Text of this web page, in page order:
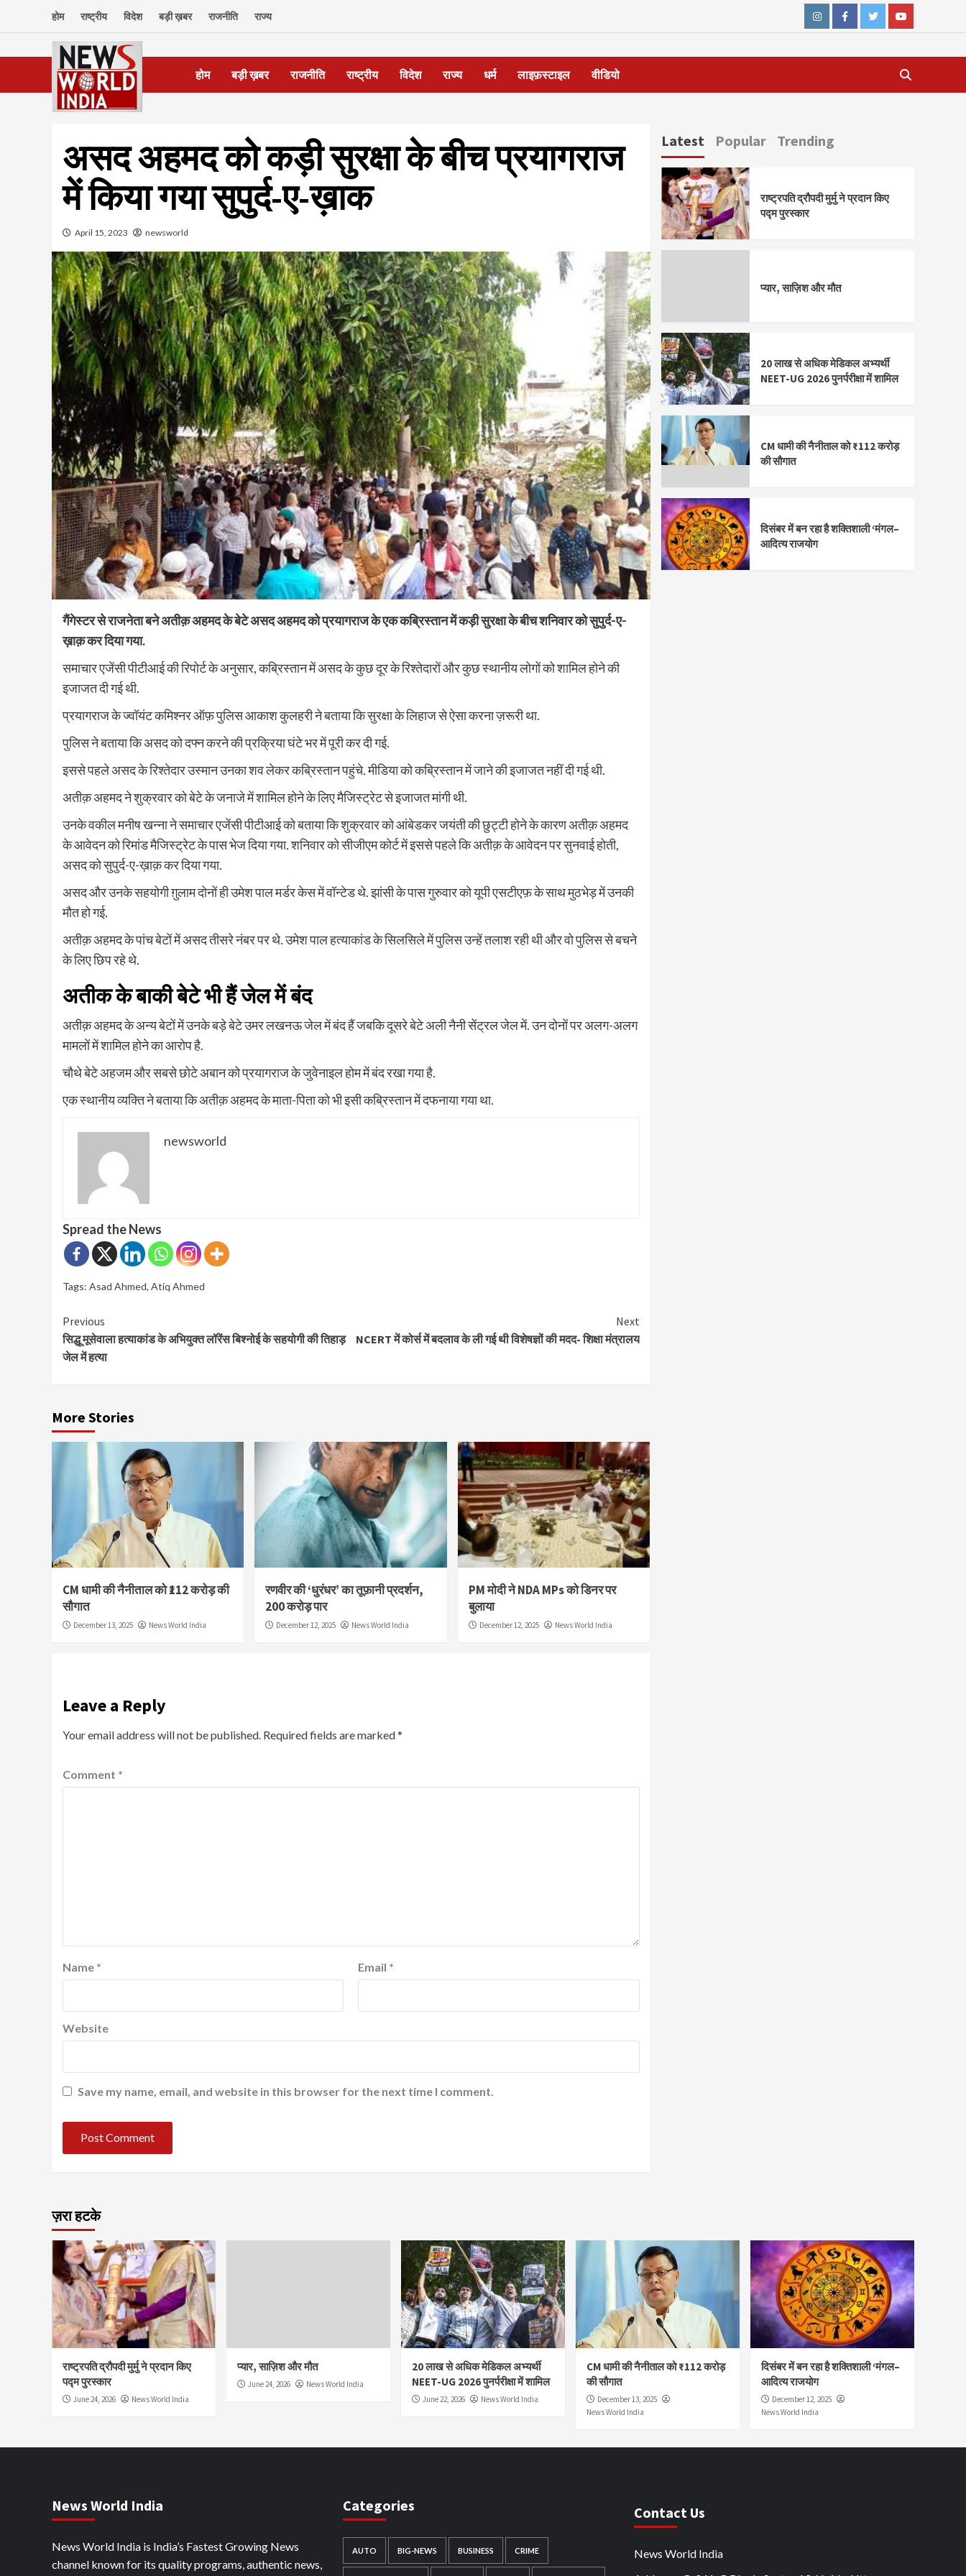
होम राष्ट्रीय विदेश बड़ी ख़बर राजनीति राज्य
InstagramFacebookTwitterYoutube
होम बड़ी ख़बर राजनीति राष्ट्रीय विदेश राज्य धर्म लाइफ़स्टाइल वीडियो
असद अहमद को कड़ी सुरक्षा के बीच प्रयागराज
में किया गया सुपुर्द-ए-ख़ाक
April 15, 2023 newsworld
गैंगेस्टर से राजनेता बने अतीक़ अहमद के बेटे असद अहमद को प्रयागराज के एक कब्रिस्तान में कड़ी सुरक्षा के बीच शनिवार को सुपुर्द-ए-
ख़ाक़ कर दिया गया.
समाचार एजेंसी पीटीआई की रिपोर्ट के अनुसार, कब्रिस्तान में असद के कुछ दूर के रिश्तेदारों और कुछ स्थानीय लोगों को शामिल होने की
इजाजत दी गई थी.
प्रयागराज के ज्वॉयंट कमिश्नर ऑफ़ पुलिस आकाश कुलहरी ने बताया कि सुरक्षा के लिहाज से ऐसा करना ज़रूरी था.
पुलिस ने बताया कि असद को दफ्न करने की प्रक्रिया घंटे भर में पूरी कर दी गई.
इससे पहले असद के रिश्तेदार उस्मान उनका शव लेकर कब्रिस्तान पहुंचे. मीडिया को कब्रिस्तान में जाने की इजाजत नहीं दी गई थी.
अतीक़ अहमद ने शुक्रवार को बेटे के जनाजे में शामिल होने के लिए मैजिस्ट्रेट से इजाजत मांगी थी.
उनके वकील मनीष खन्ना ने समाचार एजेंसी पीटीआई को बताया कि शुक्रवार को आंबेडकर जयंती की छुट्टी होने के कारण अतीक़ अहमद
के आवेदन को रिमांड मैजिस्ट्रेट के पास भेज दिया गया. शनिवार को सीजीएम कोर्ट में इससे पहले कि अतीक़ के आवेदन पर सुनवाई होती,
असद को सुपुर्द-ए-ख़ाक़ कर दिया गया.
असद और उनके सहयोगी ग़ुलाम दोनों ही उमेश पाल मर्डर केस में वॉन्टेड थे. झांसी के पास गुरुवार को यूपी एसटीएफ़ के साथ मुठभेड़ में उनकी
मौत हो गई.
अतीक़ अहमद के पांच बेटों में असद तीसरे नंबर पर थे. उमेश पाल हत्याकांड के सिलसिले में पुलिस उन्हें तलाश रही थी और वो पुलिस से बचने
के लिए छिप रहे थे.
अतीक के बाकी बेटे भी हैं जेल में बंद
अतीक़ अहमद के अन्य बेटों में उनके बड़े बेटे उमर लखनऊ जेल में बंद हैं जबकि दूसरे बेटे अली नैनी सेंट्रल जेल में. उन दोनों पर अलग-अलग
मामलों में शामिल होने का आरोप है.
चौथे बेटे अहजम और सबसे छोटे अबान को प्रयागराज के जुवेनाइल होम में बंद रखा गया है.
एक स्थानीय व्यक्ति ने बताया कि अतीक़ अहमद के माता-पिता को भी इसी कब्रिस्तान में दफनाया गया था.
newsworld
Spread the News
Tags: Asad Ahmed, Atiq Ahmed
Continue
Reading
Previous
सिद्धू मूसेवाला हत्याकांड के अभियुक्त लॉरेंस बिश्नोई के सहयोगी की तिहाड़
जेल में हत्या
Next
NCERT में कोर्स में बदलाव के ली गई थी विशेषज्ञों की मदद- शिक्षा मंत्रालय
More Stories
CM धामी की नैनीताल को ₹112 करोड़ की
सौगात
December 13, 2025 News World India
रणवीर की ‘धुरंधर’ का तूफ़ानी प्रदर्शन,
200 करोड़ पार
December 12, 2025 News World India
PM मोदी ने NDA MPs को डिनर पर
बुलाया
December 12, 2025 News World India
Leave a Reply
Your email address will not be published. Required fields are marked*
Comment *
Name * Email *
Website
Save my name, email, and website in this browser for the next time I comment.
Latest Popular Trending
राष्ट्रपति द्रौपदी मुर्मु ने प्रदान किए
पद्म पुरस्कार
प्यार, साज़िश और मौत
20 लाख से अधिक मेडिकल अभ्यर्थी
NEET-UG 2026 पुनर्परीक्षा में शामिल
CM धामी की नैनीताल को ₹112 करोड़
की सौगात
दिसंबर में बन रहा है शक्तिशाली ‘मंगल–
आदित्य राजयोग
ज़रा हटके
राष्ट्रपति द्रौपदी मुर्मु ने प्रदान किए
पद्म पुरस्कार
June 24, 2026 News World India
प्यार, साज़िश और मौत
June 24, 2026 News World India
20 लाख से अधिक मेडिकल अभ्यर्थी
NEET-UG 2026 पुनर्परीक्षा में शामिल
June 22, 2026 News World India
CM धामी की नैनीताल को ₹112 करोड़
की सौगात
December 13, 2025
News World India
दिसंबर में बन रहा है शक्तिशाली ‘मंगल–
आदित्य राजयोग
December 12, 2025
News World India
News World India
News World India is India’s Fastest Growing News
channel known for its quality programs, authentic news,
Categories
AUTO BIG-NEWS BUSINESS CRIME
Contact Us
News World India